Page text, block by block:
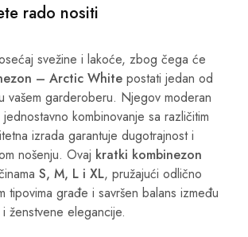
rado nositi
svežine i lakoće, zbog čega će
– Arctic White postati jedan od
vašem garderoberu. Njegov moderan
kombinovanje sa različitim
izrada garantuje dugotrajnost i
nošenju. Ovaj kratki kombinezon
S, M, L i XL, pružajući odlično
tipovima građe i savršen balans između
ženstvene elegancije.